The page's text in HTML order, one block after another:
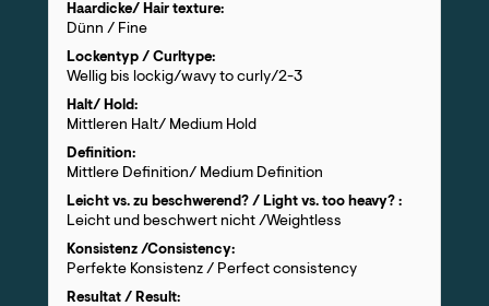
Haardicke/ Hair texture:
Dünn / Fine
Lockentyp / Curltype:
Wellig bis lockig/wavy to curly/2-3
Halt/ Hold:
Mittleren Halt/ Medium Hold
Definition:
Mittlere Definition/ Medium Definition
Leicht vs. zu beschwerend? / Light vs. too heavy? :
Leicht und beschwert nicht /Weightless
Konsistenz /Consistency:
Perfekte Konsistenz / Perfect consistency
Resultat / Result: